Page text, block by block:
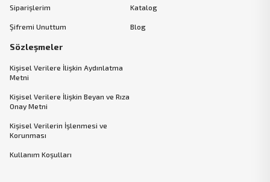
Siparişlerim
Şifremi Unuttum
Katalog
Blog
Sözleşmeler
Kişisel Verilere İlişkin Aydınlatma
Metni
Kişisel Verilere İlişkin Beyan ve Rıza
Onay Metni
Kişisel Verilerin İşlenmesi ve
Korunması
Kullanım Koşulları